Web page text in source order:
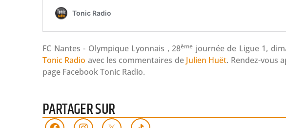
FC Nantes - Olympique Lyonnais , 28ème journée de Ligue 1,
Tonic Radio avec les commentaires de Julien Huët. Rendez-vous
page Facebook Tonic Radio.
PARTAGER SUR